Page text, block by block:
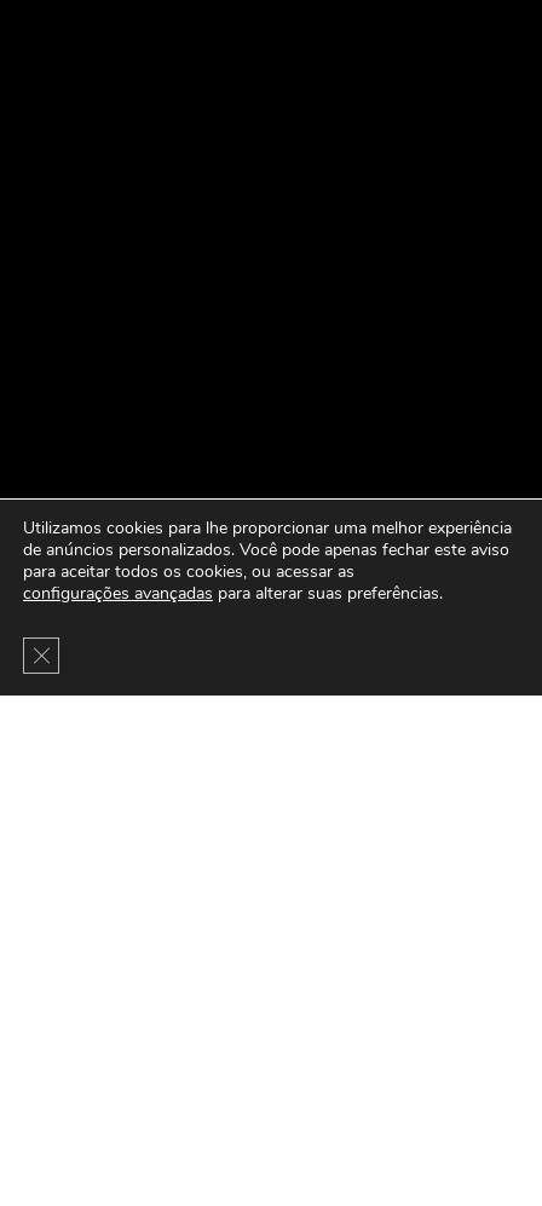
Utilizamos cookies para lhe proporcionar uma melhor experiência
de anúncios personalizados. Você pode apenas fechar este aviso
para aceitar todos os cookies, ou acessar as
configurações avançadas para alterar suas preferências.
Close GDPR Cookie Banner